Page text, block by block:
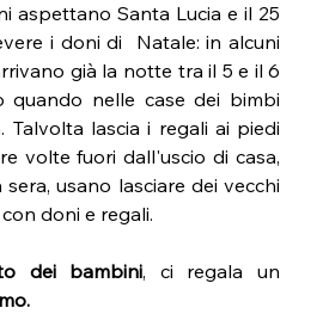
aspettano Santa Lucia e il 25
i doni di  Natale: in alcuni
già la notte tra il 5 e il 6
quando nelle case dei bimbi
Talvolta lascia i regali ai piedi
volte fuori dall'uscio di casa,
usano lasciare dei vecchi
doni e regali.
dei bambini, ci regala un